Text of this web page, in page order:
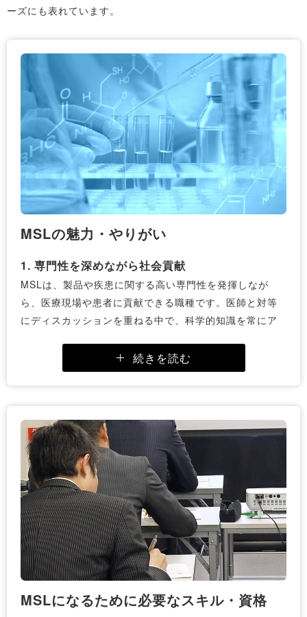
ーズにも表れています。
MSLの魅力・やりがい
1. 専門性を深めながら社会貢献
MSLは、製品や疾患に関する高い専門性を発揮しなが
ら、医療現場や患者に貢献できる職種です。医師と対等
にディスカッションを重ねる中で、科学的知識を常にア
自らの知識が、医師の治療方針や臨床研究の方向性に影
響を与え、ひいては患者のQOL向上に繋がることは、非
また、営利目的ではなく中立的な情報提供を行う立場で
あるため、医師からの信頼を得やすく、真に医療に貢献
したいという志を持つ方に適した仕事です。企業の新薬
開発や研究方針に対して、現場のニーズを届ける橋渡し
役としての役割も担います。
2. 自由度の高い働き方
MSLという職種は、プロジェクトによってはある程度、
自由度のある働き方が可能です。MIフォースのMSLは、
基本的には本社での内勤業務や、各都道府県への出張、
大学病院などへの訪問が中心となります。
続きを読む
MSLになるために必要なスキル・資格